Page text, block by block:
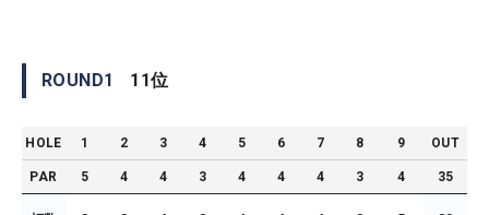
ROUND1 11位
HOLE 1 2 3 4 5 6 7 8 9 OUT
PAR 5 4 4 3 4 4 4 3 4 35